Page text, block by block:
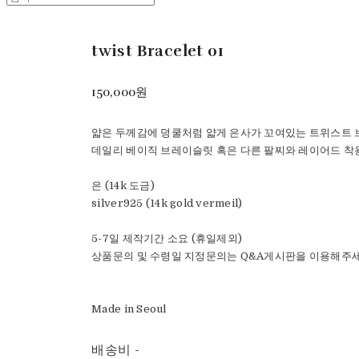
twist Bracelet 01
150,000원
얇은 두께감에 덩쿨처럼 얇게 은사가 꼬여있는 트위스트
데일리 베이직 브레이슬릿 혹은 다른 팔찌와 레이어드 착
은 (14k 도금)
silver925 (14k gold vermeil)
5-7일 제작기간 소요 (휴일제외)
상품문의 및 수령일 지정문의는 Q&A게시판을 이용해주
Made in Seoul
배송비 -